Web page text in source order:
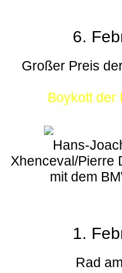
6.
Großer Preis
Boykott der
Hans-
Xhenceval/Pierre
mit dem
1.
Rad